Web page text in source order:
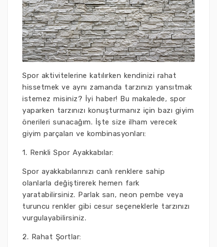
Spor aktivitelerine katılırken kendinizi rahat
hissetmek ve aynı zamanda tarzınızı yansıtmak
istemez misiniz? İyi haber! Bu makalede, spor
yaparken tarzınızı konuşturmanız için bazı giyim
önerileri sunacağım. İşte size ilham verecek
giyim parçaları ve kombinasyonları:
1. Renkli Spor Ayakkabılar:
Spor ayakkabılarınızı canlı renklere sahip
olanlarla değiştirerek hemen fark
yaratabilirsiniz. Parlak sarı, neon pembe veya
turuncu renkler gibi cesur seçeneklerle tarzınızı
vurgulayabilirsiniz.
2. Rahat Şortlar: